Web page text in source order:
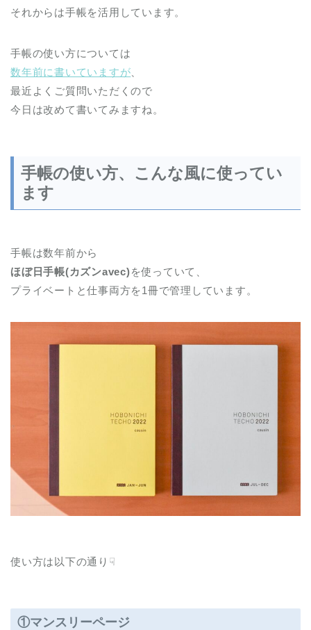
それからは手帳を活用しています。
手帳の使い方については
数年前に書いていますが
最近よくご質問いただくので
今日は改めて書いてみますね。
手帳の使い方、こんな風に使ってい
ます
手帳は数年前から
ほぼ日手帳(カズンavec)を使っていて、
プライベートと仕事両方を1冊で管理しています。
使い方は以下の通り☟
①マンスリーページ